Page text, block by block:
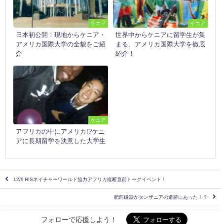
ケニア
日本初公開！現地からケニア・
アメリカ国際大学の全貌をご紹
介
ケニア
世界中からケニアに留学生が集
まる、アメリカ国際大学を徹底
紹介！
ケニア
アフリカの中にアメリカ!?ケニ
アに長期留学を決意した大学生
12/9 HISネイチャーワールド協力アフリカ縦断直前トークイベント！
肥前磁器がタンザニアの遺跡にあった！？
フォローで応援しよう！